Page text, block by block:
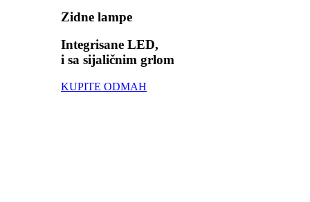
Zidne lampe
Integrisane LED,
i sa sijaličnim grlom
KUPITE ODMAH